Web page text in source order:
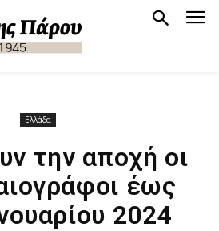
Ελλάδα
την αποχή οι
έως
2024